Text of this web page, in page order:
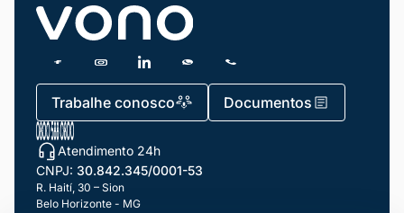
Dicas e Tutoriais
Gestão de Condomínios
Gestão de Frotas
Gestão de Negócios
Gestão de pessoas e Liderança
Gestão Financeira
Trabalhe conosco Documentos
Atendimento 24h
CNPJ: 30.842.345/0001-53
R. Haití, 30 – Sion
Belo Horizonte - MG